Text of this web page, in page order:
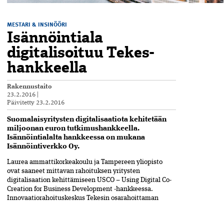
MESTARI & INSINÖÖRI
Isännöintiala
digitalisoituu Tekes-
hankkeella
Rakennustaito
23.2.2016
Päivitetty 23.2.2016
Suomalaisyritysten digitalisaatiota kehitetään
miljoonan euron tutkimushankkeella.
Isännöintialalta hankkeessa on mukana
Isännöintiverkko Oy.
Laurea ammattikorkeakoulu ja Tampereen yliopisto
ovat saaneet mittavan rahoituksen yritysten
digitalisaation kehittämiseen USCO – Using Digital Co-
Creation for Business Development -hankkeessa.
Innovaatiorahoituskeskus Tekesin osarahoittaman